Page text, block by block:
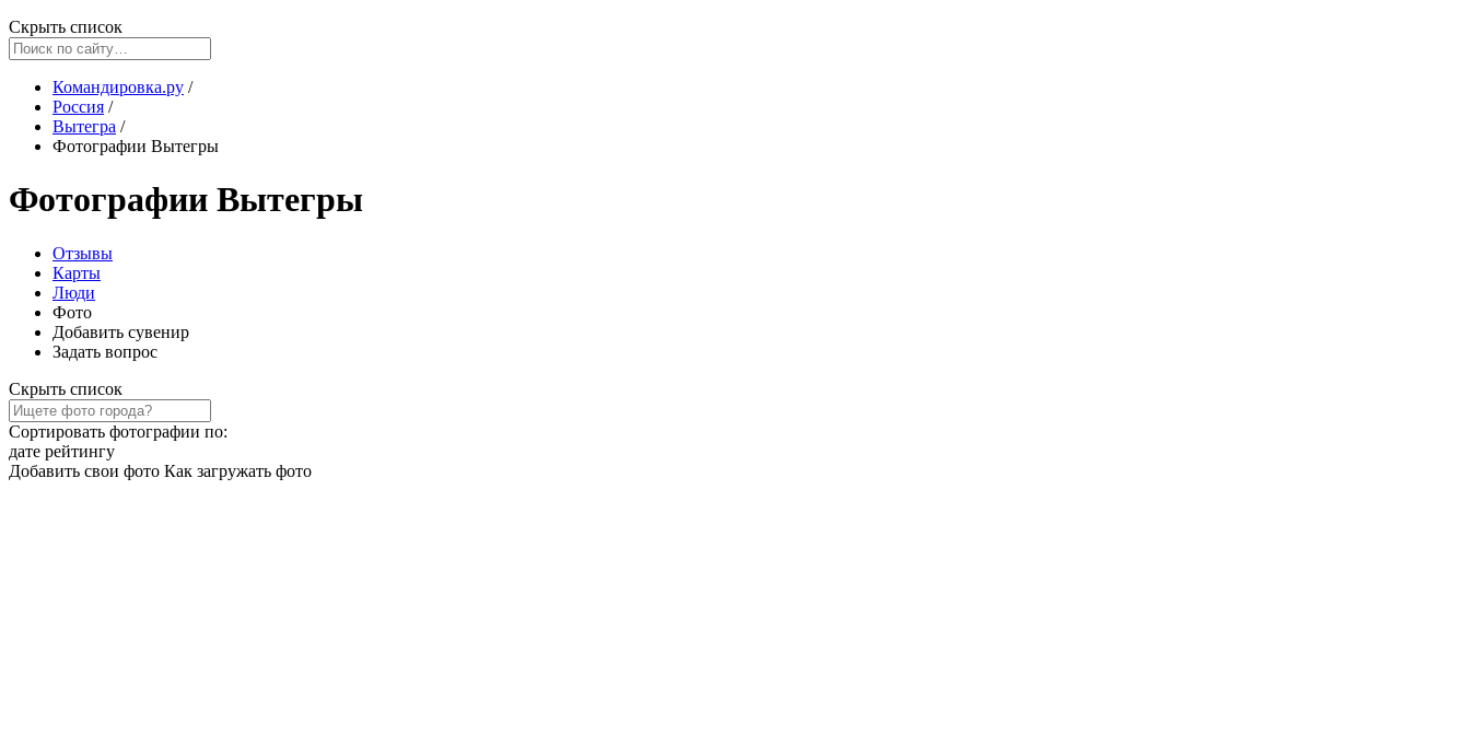
Скрыть список
Командировка.ру /
Россия /
Вытегра /
Фотографии Вытегры
Фотографии Вытегры
Отзывы
Карты
Люди
Фото
Добавить сувенир
Задать вопрос
Скрыть список
Сортировать фотографии по:
дате рейтингу
Добавить свои фото Как загружать фото